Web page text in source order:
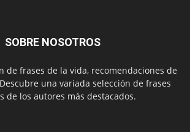
SOBRE NOSOTROS
de frases de la vida, recomendaciones de
una variada selección de frases
de los autores más destacados.